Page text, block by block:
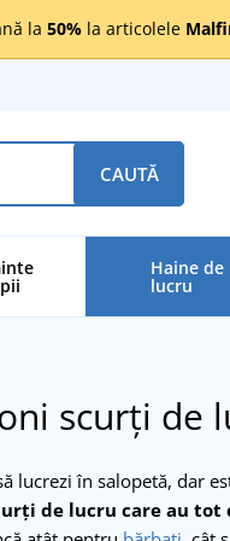
la 50% la articolele
CAUTĂ
Haine de
lucru
scurți de
lucrezi în salopetă, dar
de lucru care au tot